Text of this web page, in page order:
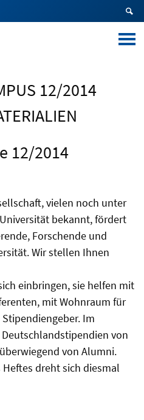
12/2014
12/2014
vielen noch unter
bekannt, fördert
Forschende und
Wir stellen Ihnen
einbringen, sie helfen mit
mit Wohnraum für
Im
von
von Alumni.
dreht sich diesmal